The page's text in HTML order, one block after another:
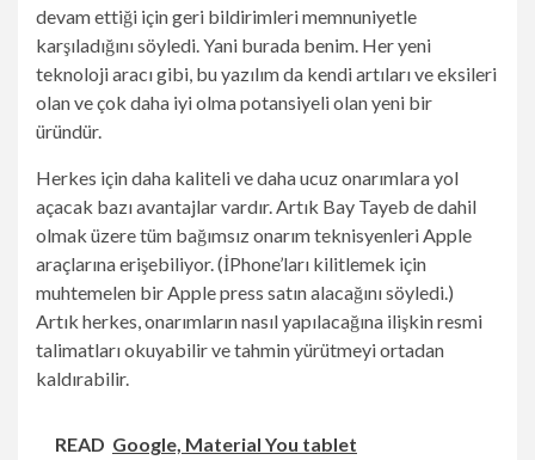
devam ettiği için geri bildirimleri memnuniyetle
karşıladığını söyledi. Yani burada benim. Her yeni
teknoloji aracı gibi, bu yazılım da kendi artıları ve eksileri
olan ve çok daha iyi olma potansiyeli olan yeni bir
üründür.
Herkes için daha kaliteli ve daha ucuz onarımlara yol
açacak bazı avantajlar vardır. Artık Bay Tayeb de dahil
olmak üzere tüm bağımsız onarım teknisyenleri Apple
araçlarına erişebiliyor. (İPhone’ları kilitlemek için
muhtemelen bir Apple press satın alacağını söyledi.)
Artık herkes, onarımların nasıl yapılacağına ilişkin resmi
talimatları okuyabilir ve tahmin yürütmeyi ortadan
kaldırabilir.
READ Google, Material You tablet